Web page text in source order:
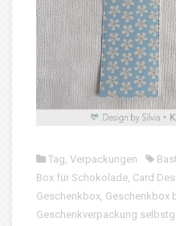
Tag, Verpackungen
Box für Schokolade, Card
Geschenkbox, Geschenkbox
Geschenkverpackung